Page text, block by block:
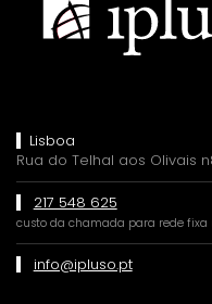
Lisboa
Rua do Telhal aos Olivais
217 548 625
custo da chamada para rede fixa
info@ipluso.pt